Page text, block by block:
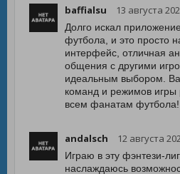
baffialsu 13 августа
Долго искал
футбола, и это просто
интерфейс, отличная
общения с другими
идеальным выбором.
команд и режимов
всем фанатам футбола!
andalsch 12 августа
Играю в эту фэнтези-
наслаждаюсь